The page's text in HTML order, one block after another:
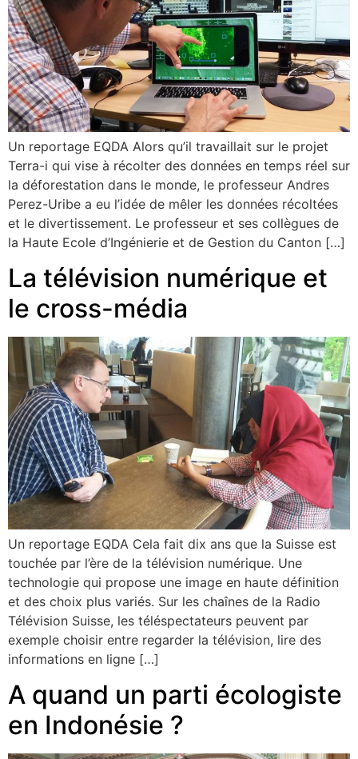
Un reportage EQDA Alors qu’il travaillait sur le projet
Terra-i qui vise à récolter des données en temps réel sur
la déforestation dans le monde, le professeur Andres
Perez-Uribe a eu l’idée de mêler les données récoltées
et le divertissement. Le professeur et ses collègues de
la Haute Ecole d’Ingénierie et de Gestion du Canton […]
La télévision numérique et
le cross-média
Un reportage EQDA Cela fait dix ans que la Suisse est
touchée par l’ère de la télévision numérique. Une
technologie qui propose une image en haute définition
et des choix plus variés. Sur les chaînes de la Radio
Télévision Suisse, les téléspectateurs peuvent par
exemple choisir entre regarder la télévision, lire des
informations en ligne […]
A quand un parti écologiste
en Indonésie ?